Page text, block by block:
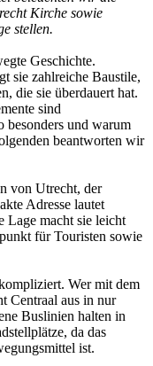
Kirche sowie
stellen.
Geschichte.
sie zahlreiche Baustile,
die sie überdauert hat.
sind
besonders und warum
beantworten wir
von Utrecht, der
Adresse lautet
Lage macht sie leicht
für Touristen sowie
Wer mit dem
Centraal aus in nur
Buslinien halten in
da das
ist.